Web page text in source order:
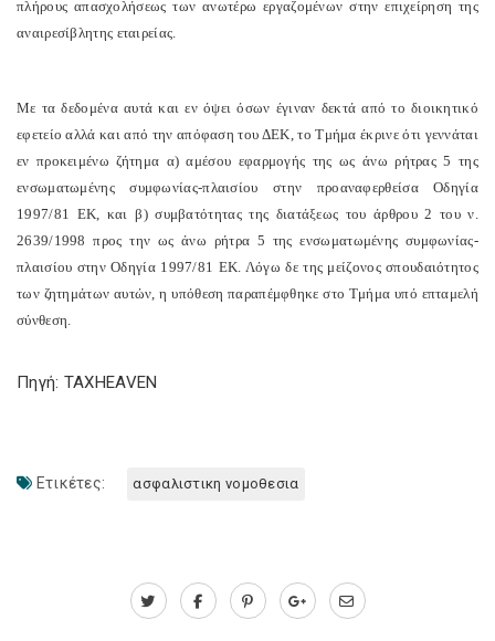
πλήρους απασχολήσεως των ανωτέρω εργαζομένων στην επιχείρηση της
αναιρεσίβλητης εταιρείας.
Με τα δεδομένα αυτά και εν όψει όσων έγιναν δεκτά από το διοικητικό
εφετείο αλλά και από την απόφαση του ΔΕΚ, το Τμήμα έκρινε ότι γεννάται
εν προκειμένω ζήτημα α) αμέσου εφαρμογής της ως άνω ρήτρας 5 της
ενσωματωμένης συμφωνίας-πλαισίου στην προαναφερθείσα Οδηγία
1997/81 ΕΚ, και β) συμβατότητας της διατάξεως του άρθρου 2 του ν.
2639/1998 προς την ως άνω ρήτρα 5 της ενσωματωμένης συμφωνίας-
πλαισίου στην Οδηγία 1997/81 ΕΚ. Λόγω δε της μείζονος σπουδαιότητος
των ζητημάτων αυτών, η υπόθεση παραπέμφθηκε στο Τμήμα υπό επταμελή
σύνθεση.
Πηγή: TAXHEAVEN
Ετικέτες: ασφαλιστικη νομοθεσια